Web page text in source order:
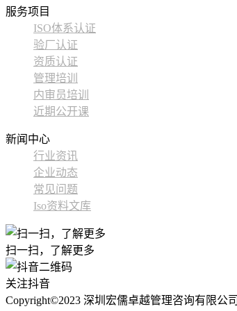
服务项目
ISO体系认证
验厂认证
资质认证
管理培训
内审员培训
近期公开课
新闻中心
行业资讯
企业动态
常见问题
Iso资料文库
扫一扫，了解更多
关注抖音
Copyright©2023 深圳宏儒卓越管理咨询有限公